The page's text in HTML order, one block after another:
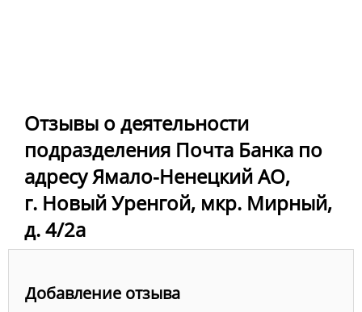
Отзывы о деятельности
подразделения Почта Банка по
адресу Ямало-Ненецкий АО,
г. Новый Уренгой, мкр. Мирный,
д. 4/2а
Добавление отзыва